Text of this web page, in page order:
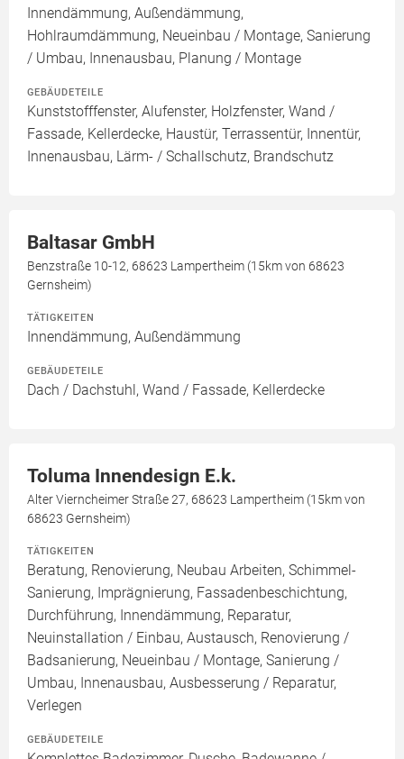
Innendämmung, Außendämmung,
Hohlraumdämmung, Neueinbau / Montage, Sanierung
/ Umbau, Innenausbau, Planung / Montage
GEBÄUDETEILE
Kunststofffenster, Alufenster, Holzfenster, Wand /
Fassade, Kellerdecke, Haustür, Terrassentür, Innentür,
Innenausbau, Lärm- / Schallschutz, Brandschutz
Baltasar GmbH
Benzstraße 10-12, 68623 Lampertheim (15km von 68623
Gernsheim)
TÄTIGKEITEN
Innendämmung, Außendämmung
GEBÄUDETEILE
Dach / Dachstuhl, Wand / Fassade, Kellerdecke
Toluma Innendesign E.k.
Alter Vierncheimer Straße 27, 68623 Lampertheim (15km von
68623 Gernsheim)
TÄTIGKEITEN
Beratung, Renovierung, Neubau Arbeiten, Schimmel-
Sanierung, Imprägnierung, Fassadenbeschichtung,
Durchführung, Innendämmung, Reparatur,
Neuinstallation / Einbau, Austausch, Renovierung /
Badsanierung, Neueinbau / Montage, Sanierung /
Umbau, Innenausbau, Ausbesserung / Reparatur,
Verlegen
GEBÄUDETEILE